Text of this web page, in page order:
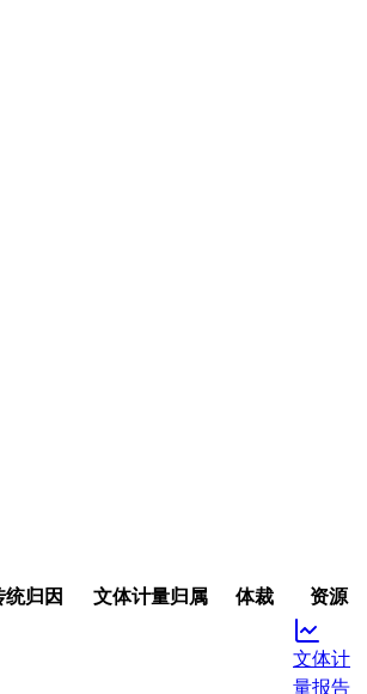
统归因 文体计量归属 体裁 资源
文体计
量报告